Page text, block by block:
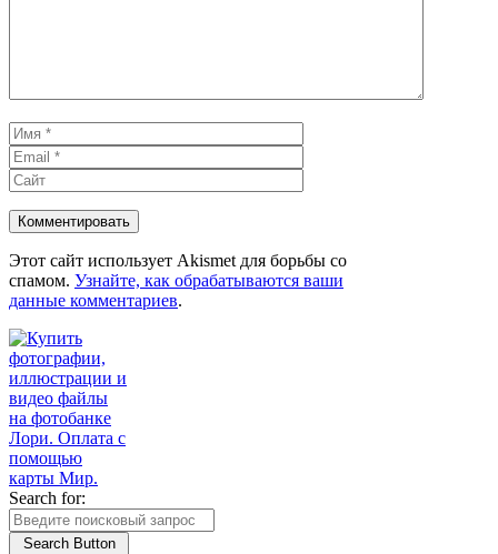
Имя
Этот сайт использует Akismet для борьбы со
спамом. Узнайте, как обрабатываются ваши
данные комментариев.
Search for:
Search Button